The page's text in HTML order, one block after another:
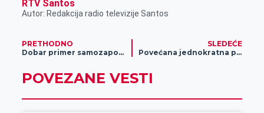
RTV Santos
Autor: Redakcija radio televizije Santos
PRETHODNO
Dobar primer samozapošljavanja
SLEDEĆE
Povećana jednokratna pomoć porodiljama
POVEZANE VESTI